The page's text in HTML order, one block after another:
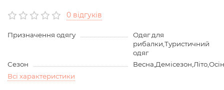
0 відгуків
Призначення одягу
Одяг для
рибалки,Туристичний
одяг
Сезон
Всі характеристики